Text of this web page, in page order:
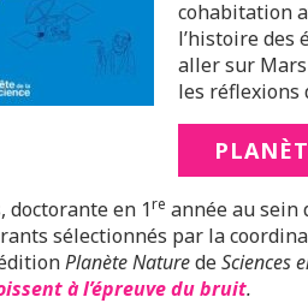
cohabitation
l’histoire des
aller sur
les réflexions
doctorante en 1re année au sein
sélectionnés par la
Planète NaturedeSciences
à l’épreuve du bruit.